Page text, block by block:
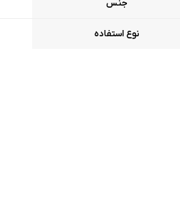
جنس
نوع استفاده